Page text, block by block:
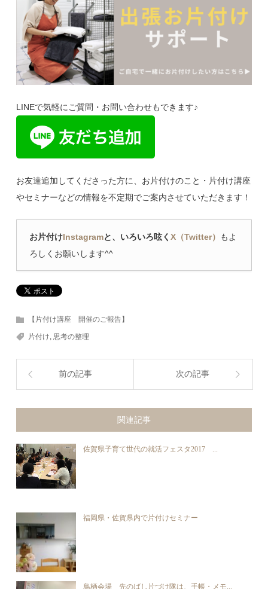
LINEで気軽にご質問・お問い合わせもできます♪
お友達追加してくださった方に、お片付けのこと・片付け講座
やセミナーなどの情報を不定期でご案内させていただきます！
お片付けInstagramと、いろいろ呟くX（Twitter）
もよ
ろしくお願いします^^
【片付け講座 開催のご報告】
片付け,思考の整理
前の記事 次の記事
関連記事
佐賀県子育て世代の就活フェスタ2017 ...
福岡県・佐賀県内で片付けセミナー
鳥栖会場 先のばし片づけ隊は、手帳・メモ...